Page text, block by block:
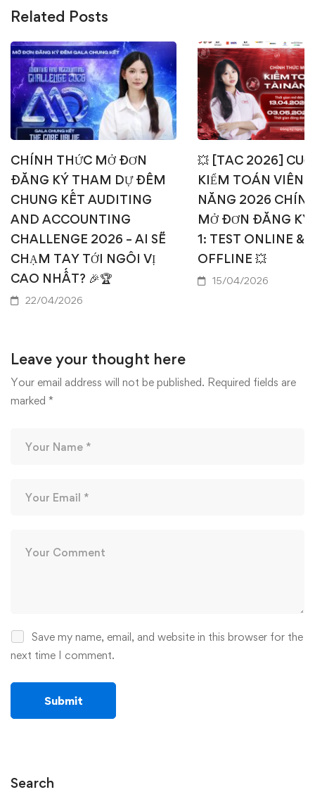
Related Posts
CHÍNH THỨC MỞ ĐƠN
ĐĂNG KÝ THAM DỰ ĐÊM
CHUNG KẾT AUDITING
AND ACCOUNTING
CHALLENGE 2026 – AI SẼ
CHẠM TAY TỚI NGÔI VỊ
CAO NHẤT? 🎉🏆
22/04/2026
💥 [TAC 2026]
KIỂM TOÁN VIÊN
NĂNG 2026
MỞ ĐƠN ĐĂNG KÝ
1: TEST ONLINE &
OFFLINE 💥
15/04/2026
Leave your thought here
Your email address will not be published. Required fields are
marked *
Save my name, email, and website in this browser for the
next time I comment.
Search